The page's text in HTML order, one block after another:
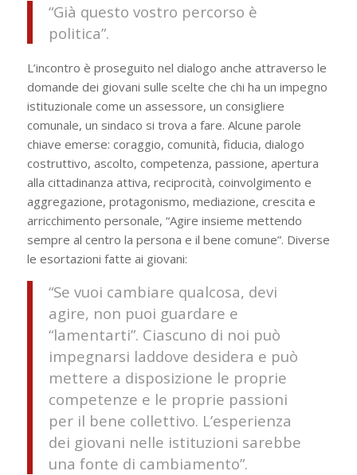
“Già questo vostro percorso è
politica”.
L’incontro è proseguito nel dialogo anche attraverso le
domande dei giovani sulle scelte che chi ha un impegno
istituzionale come un assessore, un consigliere
comunale, un sindaco si trova a fare. Alcune parole
chiave emerse: coraggio, comunità, fiducia, dialogo
costruttivo, ascolto, competenza, passione, apertura
alla cittadinanza attiva, reciprocità, coinvolgimento e
aggregazione, protagonismo, mediazione, crescita e
arricchimento personale, “Agire insieme mettendo
sempre al centro la persona e il bene comune”. Diverse
le esortazioni fatte ai giovani:
“Se vuoi cambiare qualcosa, devi
agire, non puoi guardare e
“lamentarti”. Ciascuno di noi può
impegnarsi laddove desidera e può
mettere a disposizione le proprie
competenze e le proprie passioni
per il bene collettivo. L’esperienza
dei giovani nelle istituzioni sarebbe
una fonte di cambiamento”.